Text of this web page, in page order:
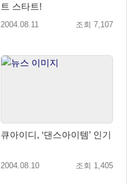
트 스타트!
2004.08.11 조회 7,107
큐아이디, ‘댄스아이템’ 인기
2004.08.10 조회 1,405